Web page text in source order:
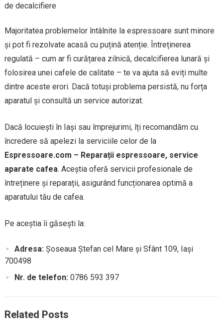
de decalcifiere
Majoritatea problemelor întâlnite la espressoare sunt minore
și pot fi rezolvate acasă cu puțină atenție. Întreținerea
regulată – cum ar fi curățarea zilnică, decalcifierea lunară și
folosirea unei cafele de calitate – te va ajuta să eviți multe
dintre aceste erori. Dacă totuși problema persistă, nu forța
aparatul și consultă un service autorizat.
Dacă locuiești în Iași sau împrejurimi, îți recomandăm cu
încredere să apelezi la serviciile celor de la
Espressoare.com – Reparații espressoare, service
aparate cafea. Aceștia oferă servicii profesionale de
întreținere și reparații, asigurând funcționarea optimă a
aparatului tău de cafea.
Pe aceștia îi găsești la:
Adresa: Șoseaua Ștefan cel Mare și Sfânt 109, Iași
700498
Nr. de telefon:0786 593 397
Related Posts